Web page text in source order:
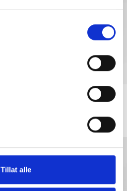
Tillat alle
Becksøndergaard – Tila
Celabrina Hårklype
219,00